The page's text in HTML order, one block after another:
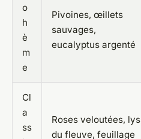
o
h
è
m
e
Pivoines, œillets
sauvages,
eucalyptus argenté
Cl
a
ss
Roses veloutées, lys
du fleuve, feuillage